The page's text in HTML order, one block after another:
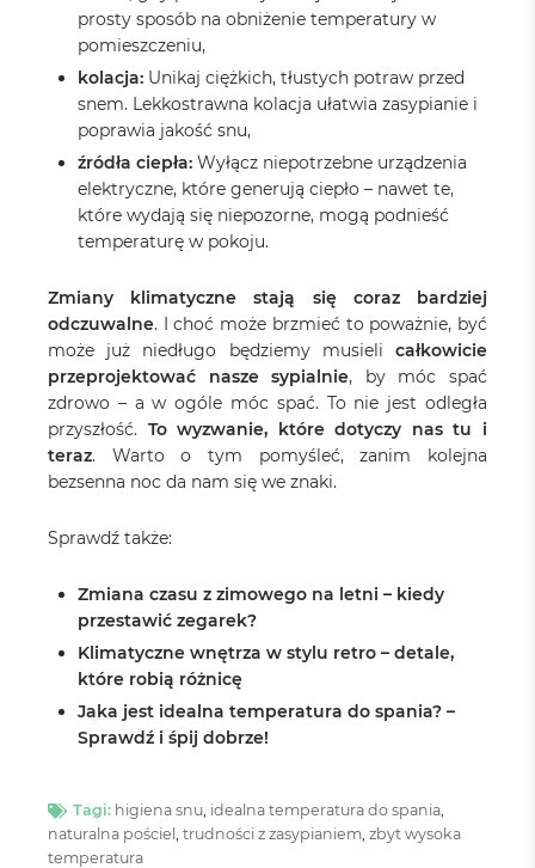
prosty sposób na obniżenie temperatury w
pomieszczeniu,
kolacja: Unikaj ciężkich, tłustych potraw przed
snem. Lekkostrawna kolacja ułatwia zasypianie i
poprawia jakość snu,
źródła ciepła: Wyłącz niepotrzebne urządzenia
elektryczne, które generują ciepło – nawet te,
które wydają się niepozorne, mogą podnieść
temperaturę w pokoju.
Zmiany klimatyczne stają się coraz bardziej
odczuwalne. I choć może brzmieć to poważnie, być
może już niedługo będziemy musieli całkowicie
przeprojektować nasze sypialnie, by móc spać
zdrowo – a w ogóle móc spać. To nie jest odległa
przyszłość. To wyzwanie, które dotyczy nas tu i
teraz. Warto o tym pomyśleć, zanim kolejna
bezsenna noc da nam się we znaki.
Sprawdź także:
Zmiana czasu z zimowego na letni – kiedy
przestawić zegarek?
Klimatyczne wnętrza w stylu retro – detale,
które robią różnicę
Jaka jest idealna temperatura do spania? –
Sprawdź i śpij dobrze!
Tagi: higiena snu, idealna temperatura do spania,
naturalna pościel , trudności z zasypianiem, zbyt wysoka
temperatura